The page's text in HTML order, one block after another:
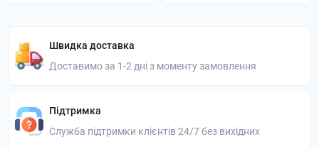
Швидка доставка
Доставимо за 1-2 дні з моменту замовлення
Підтримка
Служба підтримки клієнтів 24/7 без вихідних